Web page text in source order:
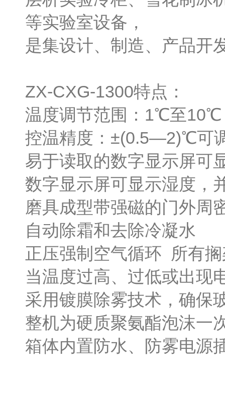
等实验室设备，
是集设计、制造、产品开
ZX-CXG-1300特点：
温度调节范围：1℃至
控温精度：±(0.5—2)℃可
易于读取的数字显示屏可
数字显示屏可显示湿度，
磨具成型带强磁的门外周
自动除霜和去除冷凝水
正压强制空气循环 所有
当温度过高、过低或出现
采用镀膜除雾技术，确保
整机为硬质聚氨酯泡沫一
箱体内置防水、防雾电源